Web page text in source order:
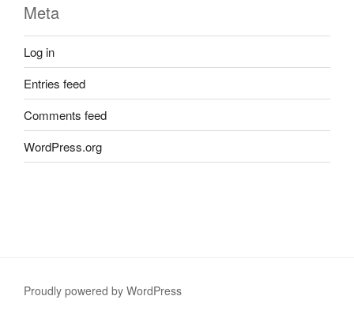
Meta
Log in
Entries feed
Comments feed
WordPress.org
Proudly powered by WordPress